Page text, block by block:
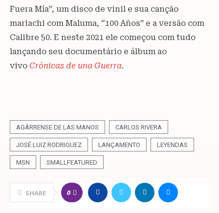
Fuera Mía”, um disco de vinil e sua canção
mariachi com Maluma, “100 Años” e a versão com
Calibre 50. E neste 2021 ele começou com tudo
lançando seu documentário e álbum ao
vivo Crónicas de una Guerra.
AGÁRRENSE DE LAS MANOS CARLOS RIVERA
JOSÉ LUIZ RODRIGUEZ LANÇAMENTO LEYENDAS
MSN SMALLFEATURED
SHARE 0